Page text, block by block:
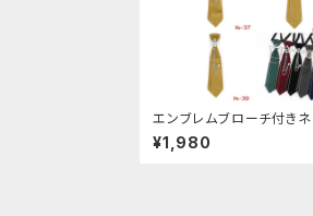
エンブレムブローチ付きネ
(イエロー)
¥1,980